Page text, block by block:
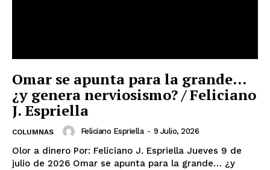
Omar se apunta para la grande…
¿y genera nerviosismo? / Feliciano
J. Espriella
COLUMNAS Feliciano Espriella - 9 Julio, 2026
Olor a dinero Por: Feliciano J. Espriella Jueves 9 de
julio de 2026 Omar se apunta para la grande… ¿y